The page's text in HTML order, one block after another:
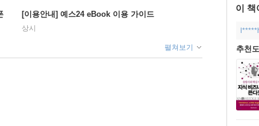
이 책
추천
[이용안내] 예스24 eBook 이용 가이드
상시
펼쳐보기